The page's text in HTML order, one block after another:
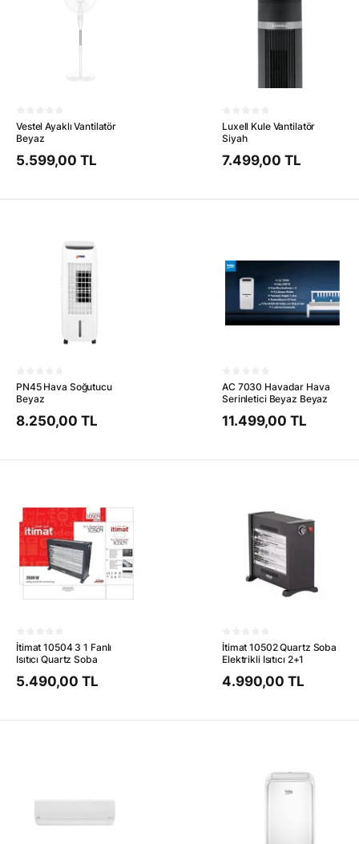
Vestel Ayaklı Vantilatör
Beyaz
5.599,00 TL
Luxell Kule Vantilatör
Siyah
7.499,00 TL
PN45 Hava Soğutucu
Beyaz
8.250,00 TL
AC 7030 Havadar Hava
Serinletici Beyaz Beyaz
11.499,00 TL
İtimat 10504 3 1 Fanlı
Isıtıcı Quartz Soba
5.490,00 TL
İtimat 10502 Quartz Soba
Elektrikli Isıtıcı 2+1
4.990,00 TL